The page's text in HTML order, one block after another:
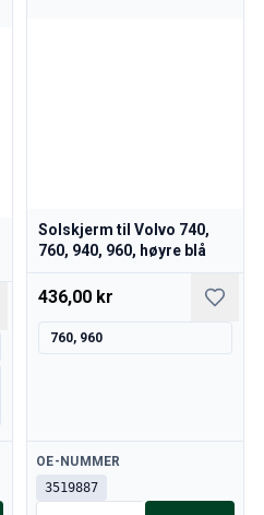
Solskjerm til Volvo 740,
760, 940, 960, høyre blå
436,00 kr
760, 960
Tilgjengelig
OE-NUMMER
3519887